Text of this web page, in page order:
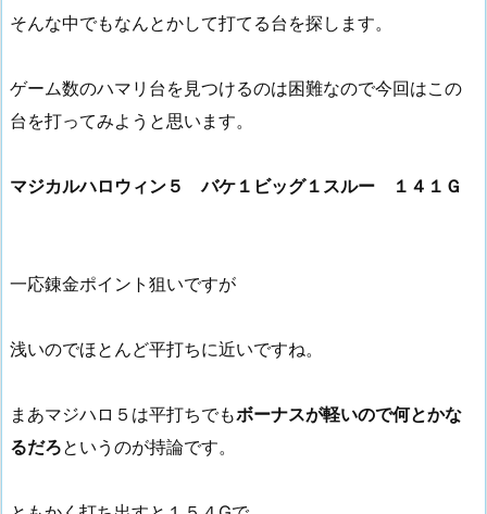
そんな中でもなんとかして打てる台を探します。
ゲーム数のハマリ台を見つけるのは困難なので今回はこの
台を打ってみようと思います。
マジカルハロウィン５ バケ１ビッグ１スルー １４１Ｇ
一応錬金ポイント狙いですが
浅いのでほとんど平打ちに近いですね。
まあマジハロ５は平打ちでもボーナスが軽いので何とかな
るだろというのが持論です。